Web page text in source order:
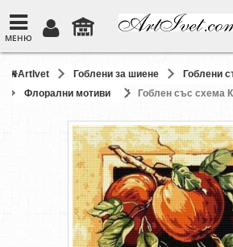
МЕНЮ
ArtIvet Гоблени за шиене
Гоблени
Флорални мотиви
Гоблен със